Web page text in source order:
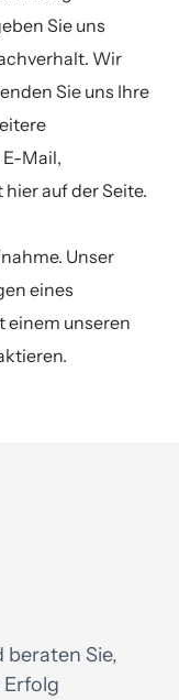
Sie uns
Wir
Sie uns Ihre
Mail,
auf der Seite.
Unser
eines
einem unseren
Sie,